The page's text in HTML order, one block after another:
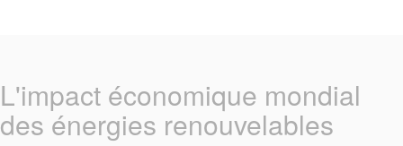
L'impact économique mondial
des énergies renouvelables